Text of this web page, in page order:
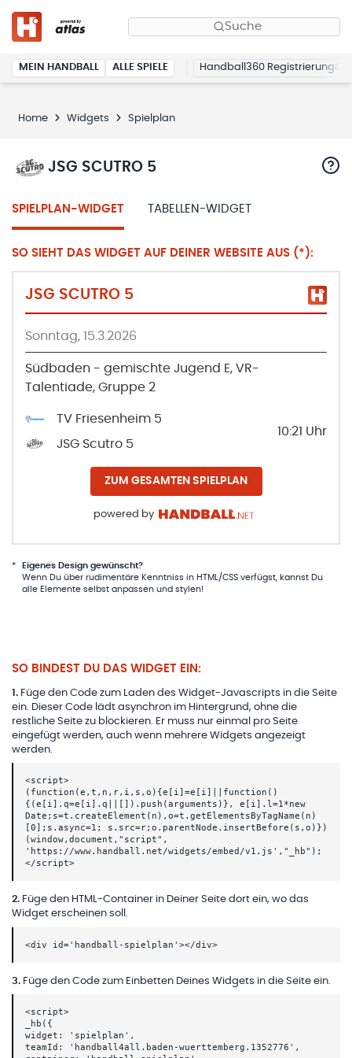
Suche
MEIN HANDBALL ALLE SPIELE Handball360 Registrierung
Home Widgets Spielplan
JSG SCUTRO 5
SPIELPLAN-WIDGET TABELLEN-WIDGET
SO SIEHT DAS WIDGET AUF DEINER WEBSITE AUS (*):
JSG SCUTRO 5
Sonntag, 15.3.2026
Südbaden - gemischte Jugend E, VR-
Talentiade, Gruppe 2
TV Friesenheim 5
JSG Scutro 5
10:21 Uhr
ZUM GESAMTEN SPIELPLAN
powered by
*
Eigenes Design gewünscht?
Wenn Du über rudimentäre Kenntniss in HTML/CSS verfügst, kannst Du
alle Elemente selbst anpassen und stylen!
SO BINDEST DU DAS WIDGET EIN:
1 . Füge den Code zum Laden des Widget-Javascripts in die Seite
ein. Dieser Code lädt asynchron im Hintergrund, ohne die
restliche Seite zu blockieren. Er muss nur einmal pro Seite
eingefügt werden, auch wenn mehrere Widgets angezeigt
werden.
<script>
(function(e,t,n,r,i,s,o){e[i]=e[i]||function()
{(e[i].q=e[i].q||[]).push(arguments)}, e[i].l=1*new
Date;s=t.createElement(n),o=t.getElementsByTagName(n)
[0];s.async=1; s.src=r;o.parentNode.insertBefore(s,o)})
(window,document,"script",
'https://www.handball.net/widgets/embed/v1.js',"_hb");
</script>
2. Füge den HTML-Container in Deiner Seite dort ein, wo das
Widget erscheinen soll.
<div id='handball-spielplan'></div>
3. Füge den Code zum Einbetten Deines Widgets in die Seite ein.
<script>
_hb({
widget: 'spielplan',
teamId: 'handball4all.baden-wuerttemberg.1352776',